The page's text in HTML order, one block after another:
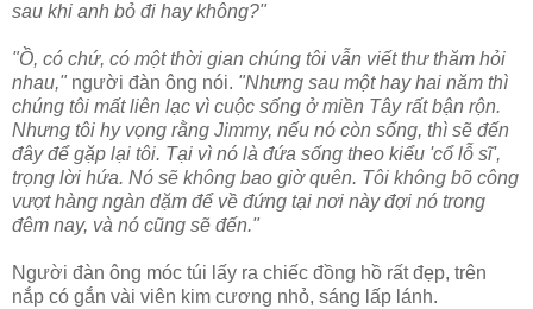
sau khi anh bỏ đi hay không?"
"Ồ, có chứ, có một thời gian chúng tôi vẫn viết thư thăm hỏi
nhau," người đàn ông nói. "Nhưng sau một hay hai năm thì
chúng tôi mất liên lạc vì cuộc sống ở miền Tây rất bận rộn.
Nhưng tôi hy vọng rằng Jimmy, nếu nó còn sống, thì sẽ đến
đây để gặp lại tôi. Tại vì nó là đứa sống theo kiểu 'cổ lỗ sĩ',
trọng lời hứa. Nó sẽ không bao giờ quên. Tôi không bõ công
vượt hàng ngàn dặm để về đứng tại nơi này đợi nó trong
đêm nay, và nó cũng sẽ đến."
Người đàn ông móc túi lấy ra chiếc đồng hồ rất đẹp, trên
nắp có gắn vài viên kim cương nhỏ, sáng lấp lánh.